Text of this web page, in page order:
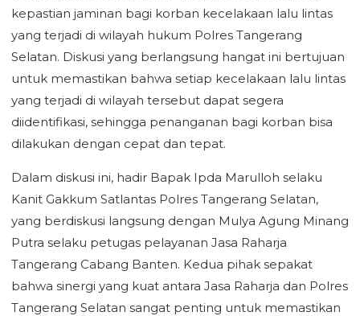
kepastian jaminan bagi korban kecelakaan lalu lintas
yang terjadi di wilayah hukum Polres Tangerang
Selatan. Diskusi yang berlangsung hangat ini bertujuan
untuk memastikan bahwa setiap kecelakaan lalu lintas
yang terjadi di wilayah tersebut dapat segera
diidentifikasi, sehingga penanganan bagi korban bisa
dilakukan dengan cepat dan tepat.
Dalam diskusi ini, hadir Bapak Ipda Marulloh selaku
Kanit Gakkum Satlantas Polres Tangerang Selatan,
yang berdiskusi langsung dengan Mulya Agung Minang
Putra selaku petugas pelayanan Jasa Raharja
Tangerang Cabang Banten. Kedua pihak sepakat
bahwa sinergi yang kuat antara Jasa Raharja dan Polres
Tangerang Selatan sangat penting untuk memastikan